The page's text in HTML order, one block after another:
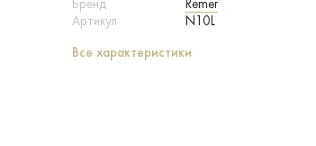
Бренд
Remer
Артикул
N10L
Все характеристики